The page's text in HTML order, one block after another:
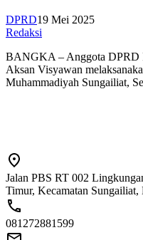
DPRD19 Mei 2025
Redaksi
BANGKA – Anggota DPRD
Aksan Visyawan
Muhammadiyah Sungailiat,
Jalan PBS RT 002
Timur, Kecamatan
081272881599